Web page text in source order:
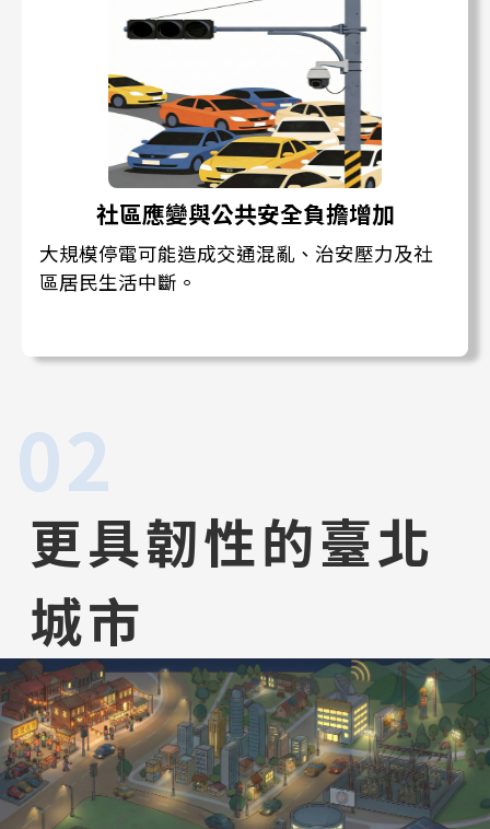
社區應變與公共安全負擔增加
大規模停電可能造成交通混亂、治安壓力及社
區居民生活中斷。
02
更具韌性的臺北
城市